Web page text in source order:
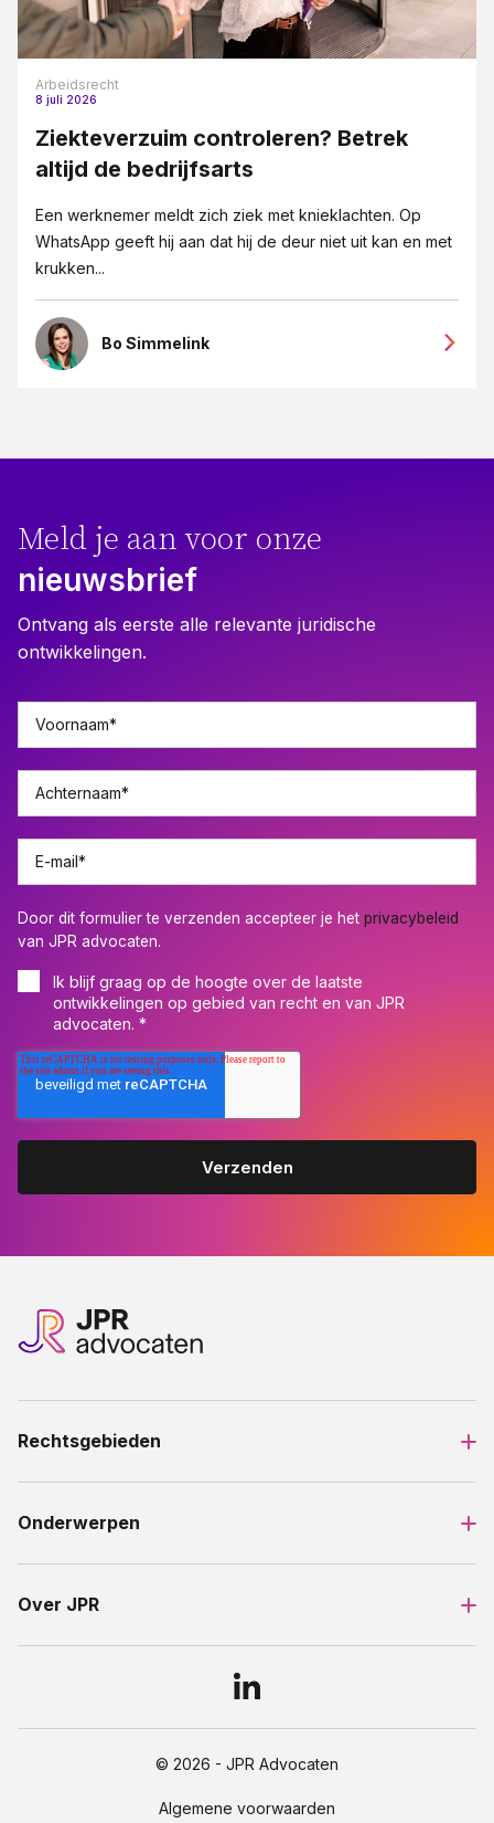
Arbeidsrecht
8 juli 2026
Ziekteverzuim controleren? Betrek
altijd de bedrijfsarts
Een werknemer meldt zich ziek met knieklachten. Op
WhatsApp geeft hij aan dat hij de deur niet uit kan en met
krukken...
Bo Simmelink
Meld je aan voor onze
nieuwsbrief
Ontvang als eerste alle relevante juridische
ontwikkelingen.
Voornaam*
Achternaam*
E-mail*
Door dit formulier te verzenden accepteer je het privacybeleid
van JPR advocaten.
Ik blijf graag op de hoogte over de laatste
ontwikkelingen op gebied van recht en van JPR
advocaten. *
Rechtsgebieden
Onderwerpen
Over JPR
© 2026 - JPR Advocaten
Algemene voorwaarden